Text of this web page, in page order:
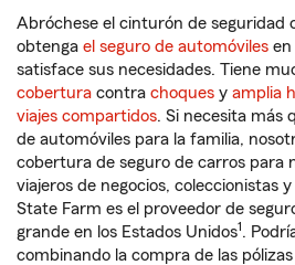
Abróchese el cinturón de seguridad
obtenga el seguro de automóviles en
satisface sus necesidades. Tiene
cobertura contra choques y amplia
viajes compartidos. Si necesita más
de automóviles para la familia,
cobertura de seguro de carros para
viajeros de negocios, coleccionistas
State Farm es el proveedor de
grande en los Estados Unidos1.
combinando la compra de las